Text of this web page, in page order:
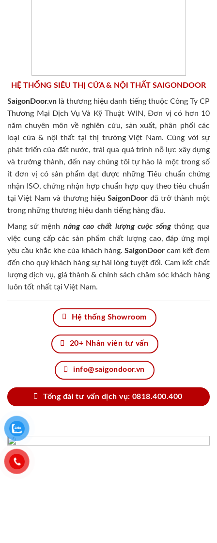
HỆ THỐNG SIÊU THỊ CỬA & NỘI THẤT SAIGONDOOR
SaigonDoor.vn là thương hiệu danh tiếng thuộc Công Ty CP
Thương Mại Dịch Vụ Và Kỹ Thuật WIN, Đơn vị có hơn 10
năm chuyên môn về nghiên cứu, sản xuất, phân phối các
loại cửa & nội thất tại thị trường Việt Nam. Cùng với sự
phát triển của đất nước, trải qua quá trình nỗ lực xây dựng
và trưởng thành, đến nay chúng tôi tự hào là một trong số
ít đơn vị có sản phẩm đạt được những Tiêu chuẩn chứng
nhận ISO, chứng nhận hợp chuẩn hợp quy theo tiêu chuẩn
tại Việt Nam và thương hiệu SaigonDoor đã trở thành một
trong những thương hiệu danh tiếng hàng đầu.
Mang sứ mệnh nâng cao chất lượng cuộc sốngthông qua
việc cung cấp các sản phẩm chất lượng cao, đáp ứng mọi
yêu cầu khắc khe của khách hàng. SaigonDoorcam kết đem
đến cho quý khách hàng sự hài lòng tuyệt đối. Cam kết chất
lượng dịch vụ, giá thành & chính sách chăm sóc khách hàng
luôn tốt nhất tại Việt Nam.
Hệ thống Showroom
20+ Nhân viên tư vấn
info@saigondoor.vn
Tổng đài tư vấn dịch vụ: 0818.400.400